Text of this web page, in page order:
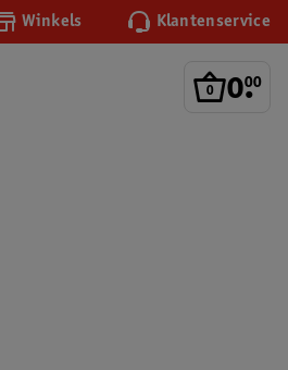
Winkels Klantenservice
0.
00